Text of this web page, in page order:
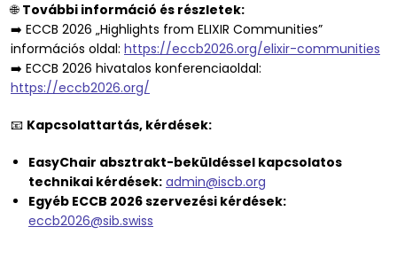
🌐 További információ és részletek:
➡️ ECCB 2026 „Highlights from ELIXIR Communities”
információs oldal: https://eccb2026.org/elixir-communities
➡️ ECCB 2026 hivatalos konferenciaoldal:
https://eccb2026.org/
📧 Kapcsolattartás, kérdések:
EasyChair absztrakt-beküldéssel kapcsolatos
technikai kérdések: admin@iscb.org
Egyéb ECCB 2026 szervezési kérdések:
eccb2026@sib.swiss